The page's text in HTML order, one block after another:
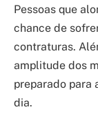
Pessoas que
chance de
contraturas.
amplitude dos
preparado para
dia.